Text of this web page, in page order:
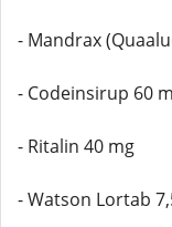
- Mandrax
- Codeinsirup 60
- Ritalin 40 mg
- Watson Lortab